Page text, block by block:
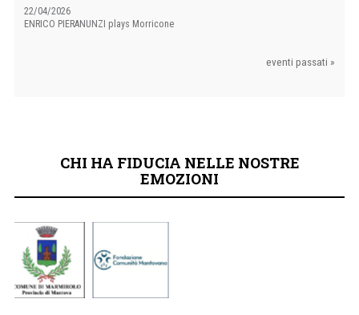
22/04/2026
ENRICO PIERANUNZI plays Morricone
eventi passati »
CHI HA FIDUCIA NELLE NOSTRE
EMOZIONI